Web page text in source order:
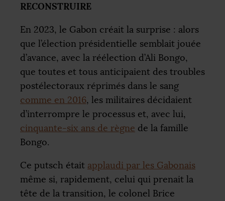
RECONSTRUIRE
En 2023, le Gabon créait la surprise : alors
que l’élection présidentielle semblait jouée
d’avance, avec la réélection d’Ali Bongo,
que toutes et tous anticipaient des troubles
postélectoraux réprimés dans le sang
comme en 2016, les militaires décidaient
d’interrompre le processus et, avec lui,
cinquante-six ans de règne de la famille
Bongo.
Ce putsch était applaudi par les Gabonais
même si, rapidement, celui qui prenait la
tête de la transition, le colonel Brice